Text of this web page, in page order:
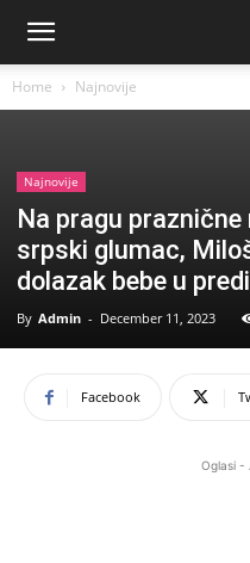
Home Najnovije
Najnovije
Na pragu
srpski glumac,
dolazak bebe u
By Admin - December 11, 2023
Facebook
Oglasi -